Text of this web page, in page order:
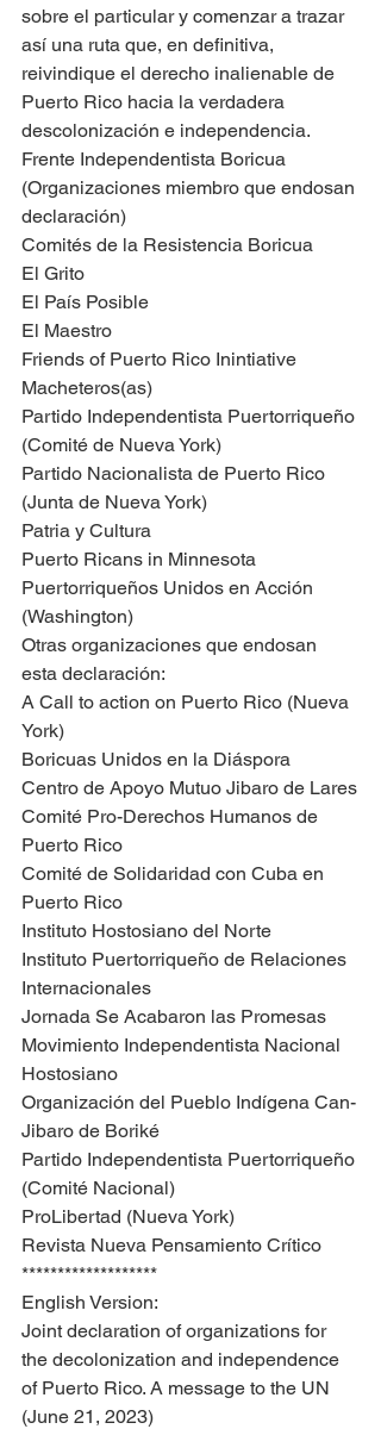
sobre el particular y comenzar a trazar
así una ruta que, en definitiva,
reivindique el derecho inalienable de
Puerto Rico hacia la verdadera
descolonización e independencia.
Frente Independentista Boricua
(Organizaciones miembro que endosan
declaración)
Comités de la Resistencia Boricua
El Grito
El País Posible
El Maestro
Friends of Puerto Rico Inintiative
Macheteros(as)
Partido Independentista Puertorriqueño
(Comité de Nueva York)
Partido Nacionalista de Puerto Rico
(Junta de Nueva York)
Patria y Cultura
Puerto Ricans in Minnesota
Puertorriqueños Unidos en Acción
(Washington)
Otras organizaciones que endosan
esta declaración:
A Call to action on Puerto Rico (Nueva
York)
Boricuas Unidos en la Diáspora
Centro de Apoyo Mutuo Jibaro de Lares
Comité Pro-Derechos Humanos de
Puerto Rico
Comité de Solidaridad con Cuba en
Puerto Rico
Instituto Hostosiano del Norte
Instituto Puertorriqueño de Relaciones
Internacionales
Jornada Se Acabaron las Promesas
Movimiento Independentista Nacional
Hostosiano
Organización del Pueblo Indígena Can-
Jibaro de Boriké
Partido Independentista Puertorriqueño
(Comité Nacional)
ProLibertad (Nueva York)
Revista Nueva Pensamiento Crítico
*******************
English Version:
Joint declaration of organizations for
the decolonization and independence
of Puerto Rico. A message to the UN
(June 21, 2023)